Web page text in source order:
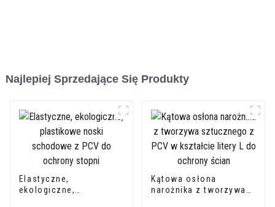
Najlepiej Sprzedające Się Produkty
Elastyczne,
ekologiczne,
Kątowa osłona
narożnika z tworzywa